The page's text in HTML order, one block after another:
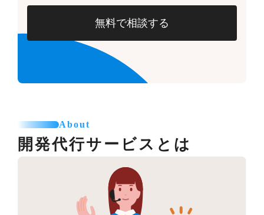
無料で相談する
About
開発代行サービスとは